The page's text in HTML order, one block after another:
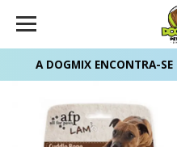
A DOGMIX ENCONTRA-SE